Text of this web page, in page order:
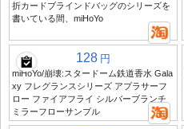
折カードブラインドバッグのシリーズを
書いている間、miHoYo
128 円
miHoYo/崩壊:スタードーム鉄道香水 Gala
xy フレグランスシリーズ アプラサーフ
ロー ファイアフライ シルバーブランチ
ミラーフローサンプル